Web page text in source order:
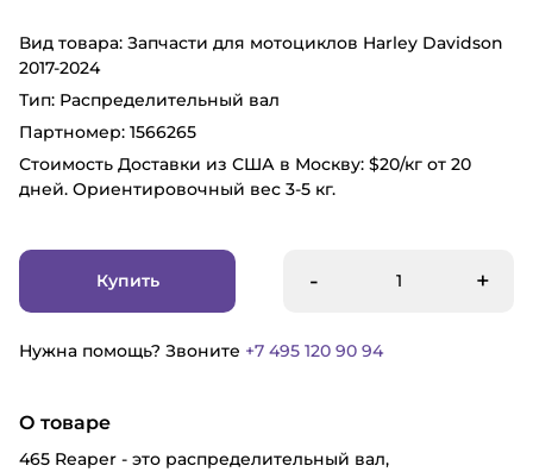
Вид товара: Запчасти для мотоциклов Harley Davidson
2017-2024
Тип: Распределительный вал
Партномер: 1566265
Стоимость Доставки из США в Москву: $20/кг от 20
дней. Ориентировочный вес 3-5 кг.
Купить - +
Нужна помощь? Звоните +7 495 120 90 94
О товаре
465 Reaper - это распределительный вал,